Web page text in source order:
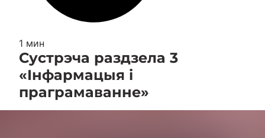
1 мин
Сустрэча раздзела 3
«Інфармацыя і
праграмаванне»